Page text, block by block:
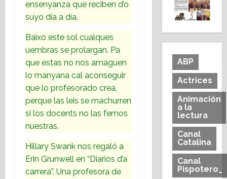
ensenyanza que reciben d’o
suyo día a día.
Baixo este sol cualques
uembras se prolargan. Pa
que estas no nos amaguen
lo manyana cal aconseguir
que lo profesorado crea,
perque las leis se machurren
si los docents no las femos
nuestras.
Hillary Swank nos regaló a
Erin Grunwell en “Diarios d’a
carrera”. Una profesora de
ABP
Actrices
Animación
a la
lectura
Canal
Catalina
Canal
Pispotero_